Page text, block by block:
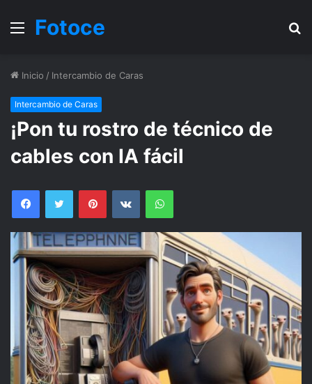
Menu
Fotoce
Inicio / Intercambio de Caras
Intercambio de Caras
¡Pon tu rostro de técnico de
cables con IA fácil
FacebookTwitter PinterestVKontakteWhatsApp